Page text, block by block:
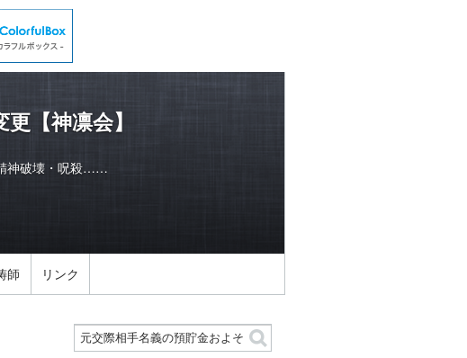
【神凛会】
神破壊・呪殺……
師 リンク